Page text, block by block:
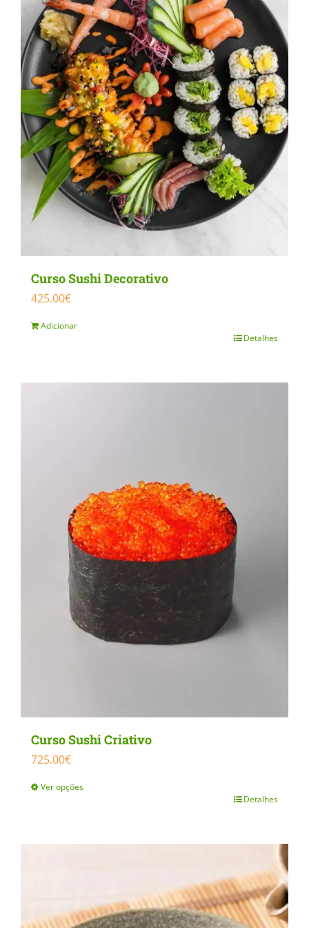
Curso Sushi Decorativo
425.00€
Adicionar
Detalhes
Curso Sushi Criativo
725.00€
Ver opções
has
The
Detalhes